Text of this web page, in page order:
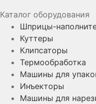
Каталог оборудования
Шприцы-
Куттеры
Клипсаторы
Термообработка
Машины для
Инъекторы
Машины для